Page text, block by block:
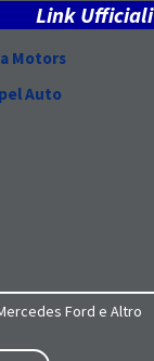
Link Ufficiali
Motors
Auto
Ford e Altro